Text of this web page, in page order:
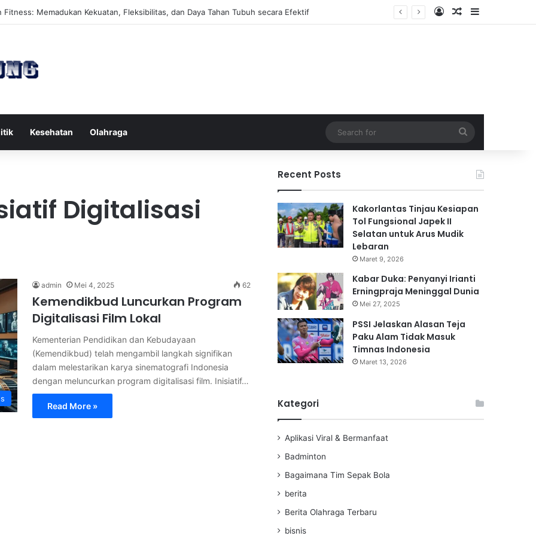
Reformer untuk Meningkatkan Kekuatan Otot Inti Secara Efektif Log InRandom Article
Sidebar
Kesehatan Olahraga
for
Digitalisasi
admin Mei 4, 2025 62
Kemendikbud Luncurkan Program
Digitalisasi Film Lokal
Kementerian Pendidikan dan Kebudayaan
(Kemendikbud) telah mengambil langkah signifikan
dalam melestarikan karya sinematografi Indonesia
dengan meluncurkan program digitalisasi film. Inisiatif…
Read More »
Recent Posts
Kakorlantas Tinjau Kesiapan
Tol Fungsional Japek II
Selatan untuk Arus Mudik
Lebaran
Maret 9, 2026
Kabar Duka: Penyanyi Irianti
Erningpraja Meninggal Dunia
Mei 27, 2025
PSSI Jelaskan Alasan Teja
Paku Alam Tidak Masuk
Timnas Indonesia
Maret 13, 2026
Kategori
Aplikasi Viral & Bermanfaat
Badminton
Bagaimana Tim Sepak Bola
berita
Berita Olahraga Terbaru
bisnis